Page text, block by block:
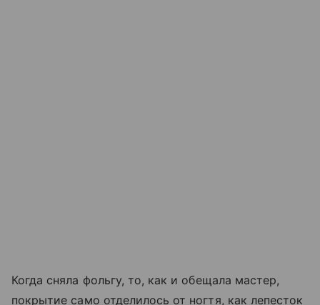
Когда сняла фольгу, то, как и обещала мастер,
покрытие само отделилось от ногтя, как лепесток